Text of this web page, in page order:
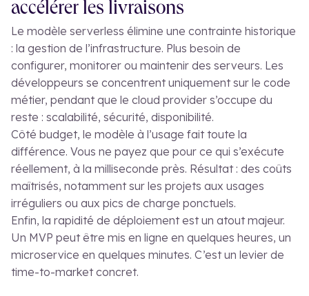
accélérer les livraisons
Le modèle serverless élimine une contrainte historique
: la gestion de l’infrastructure. Plus besoin de
configurer, monitorer ou maintenir des serveurs. Les
développeurs se concentrent uniquement sur le code
métier, pendant que le cloud provider s’occupe du
reste : scalabilité, sécurité, disponibilité.
Côté budget, le modèle à l’usage fait toute la
différence. Vous ne payez que pour ce qui s’exécute
réellement, à la milliseconde près. Résultat : des coûts
maîtrisés, notamment sur les projets aux usages
irréguliers ou aux pics de charge ponctuels.
Enfin, la rapidité de déploiement est un atout majeur.
Un MVP peut être mis en ligne en quelques heures, un
microservice en quelques minutes. C’est un levier de
time-to-market concret.